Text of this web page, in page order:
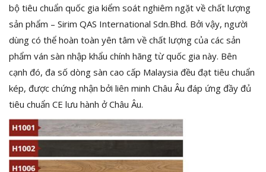
bộ tiêu chuẩn quốc gia kiểm soát nghiêm ngặt về chất lượng
sản phẩm – Sirim QAS International Sdn.Bhd. Bởi vậy, người
dùng có thể hoàn toàn yên tâm về chất lượng của các sản
phẩm ván sàn nhập khẩu chính hãng từ quốc gia này. Bên
cạnh đó, đa số dòng sàn cao cấp Malaysia đều đạt tiêu chuẩn
kép, được chứng nhận bởi liên minh Châu Âu đáp ứng đầy đủ
tiêu chuẩn CE lưu hành ở Châu Âu.